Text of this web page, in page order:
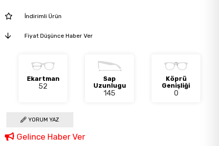
İndirimli Ürün
Fiyat Düşünce Haber Ver
Ekartman
52
Sap
Uzunlugu
145
Köprü
Genişliği
0
YORUM YAZ
Gelince Haber Ver